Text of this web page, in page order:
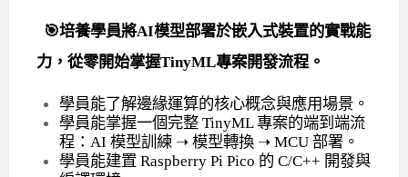
🎯培養學員將AI模型部署於嵌入式裝置的實戰能
力，從零開始掌握TinyML專案開發流程。
學員能了解邊緣運算的核心概念與應用場景。
學員能掌握一個完整 TinyML 專案的端到端流
程：AI 模型訓練 ➝ 模型轉換 ➝ MCU 部署。
學員能建置 Raspberry Pi Pico 的 C/C++ 開發與